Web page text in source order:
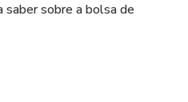
saber sobre a bolsa de